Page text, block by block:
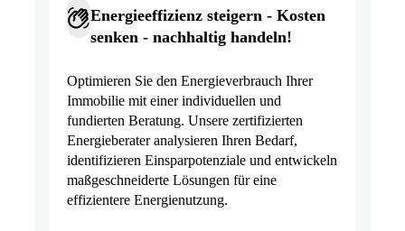
Energieeffizienz steigern - Kosten
senken - nachhaltig handeln!
Optimieren Sie den Energieverbrauch Ihrer
Immobilie mit einer individuellen und
fundierten Beratung. Unsere zertifizierten
Energieberater analysieren Ihren Bedarf,
identifizieren Einsparpotenziale und entwickeln
maßgeschneiderte Lösungen für eine
effizientere Energienutzung.